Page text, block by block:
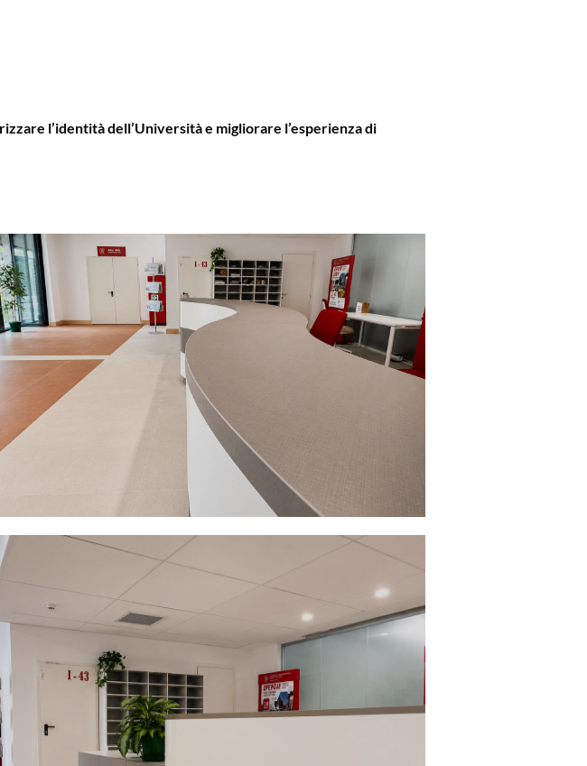
l’identità dell’Università e migliorare l’esperienza di